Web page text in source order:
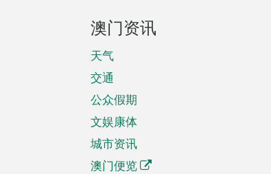
澳门资讯
天气
交通
公众假期
文娱康体
城市资讯
澳门便览